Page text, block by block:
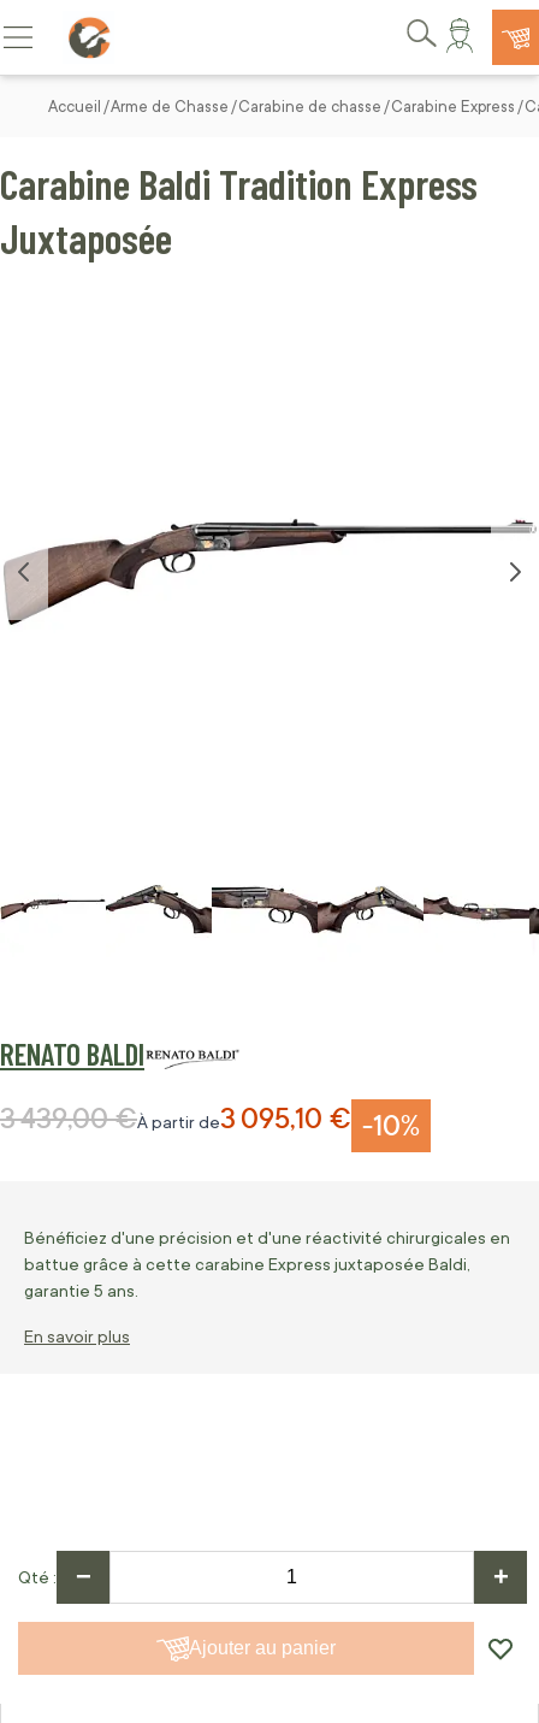
Allez au contenu
Basculer la navigation
Rechercher
Accueil Arme de Chasse Carabine de chasse Carabine Express
RENATO BALDI
Carabine Baldi Tradition Express
Juxtaposée
-10%
À partir de3 095,10 €
Prix normal
3 439,00 €
Bénéficiez d'une précision et d'une réactivité chirurgicales en
battue grâce à cette carabine Express juxtaposée Baldi,
garantie 5 ans.
En savoir plus
Qté − +
Ajouter au panier